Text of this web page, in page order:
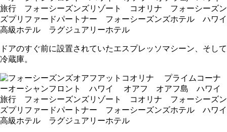
ドアのすぐ前に設置されていたエスプレッソマシーン、そして
冷蔵庫。